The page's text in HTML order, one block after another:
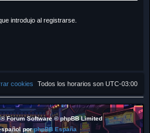
introdujo al registrarse.
Todos los horarios son UTC-03:00
cookies
® Forum Software © phpBB Limited
porphpBB España